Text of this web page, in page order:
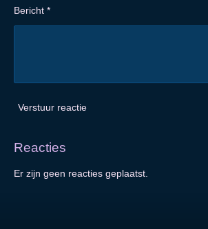
Bericht *
Verstuur reactie
Reacties
Er zijn geen reacties geplaatst.